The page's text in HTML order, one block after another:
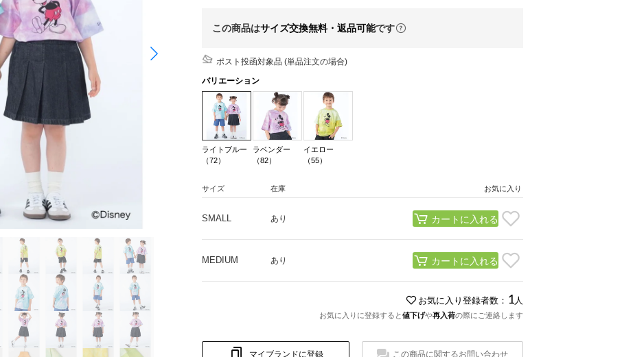
この商品はサイズ交換無料・返品可能です
ポスト投函対象品 (単品注文の場合)
バリエーション
ライトブルー
（72）
ラベンダー
（82）
イエロー
（55）
サイズ 在庫 お気に入り
SMALL あり カートに入れる
MEDIUM あり カートに入れる
お気に入り登録者数： 1 人
お気に入りに登録すると値下げや再入荷の際にご連絡します
マイブランドに登録 この商品に関するお問い合わせ